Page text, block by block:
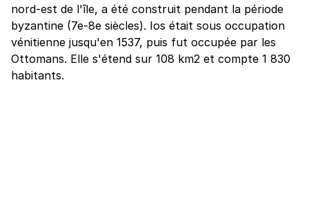
nord-est de l'île, a été construit pendant la période
byzantine (7e-8e siècles). Ios était sous occupation
vénitienne jusqu'en 1537, puis fut occupée par les
Ottomans. Elle s'étend sur 108 km2 et compte 1 830
habitants.